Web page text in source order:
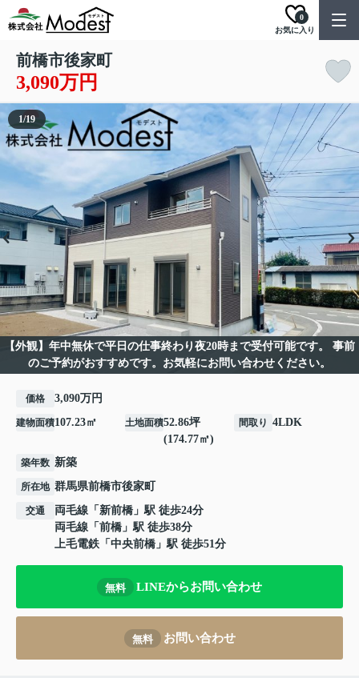
お気に入り
0
前橋市後家町
3,090万円
【外観】年中無休で平日の仕事終わり夜20時まで受付可能です。 事前
のご予約がおすすめです。お気軽にお問い合わせください。
1/19
価格 3,090万円
建物面積107.23㎡ 土地面積52.86坪
(174.77㎡)
間取り 4LDK
築年数 新築
所在地 群馬県前橋市後家町
交通 両毛線 「 新前橋 」駅 徒歩24分
両毛線 「 前橋 」駅 徒歩38分
上毛電鉄 「 中央前橋 」駅 徒歩51分
無料 LINEからお問い合わせ
無料 お問い合わせ